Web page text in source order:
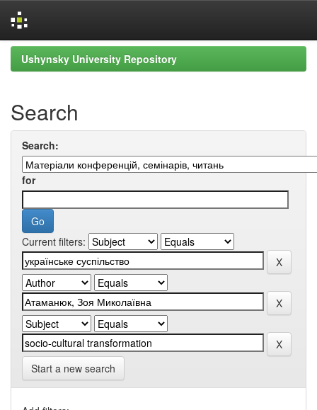
Skip
navigation
Ushynsky University Repository
Search
Search:
for
Current filters:
Start a new search